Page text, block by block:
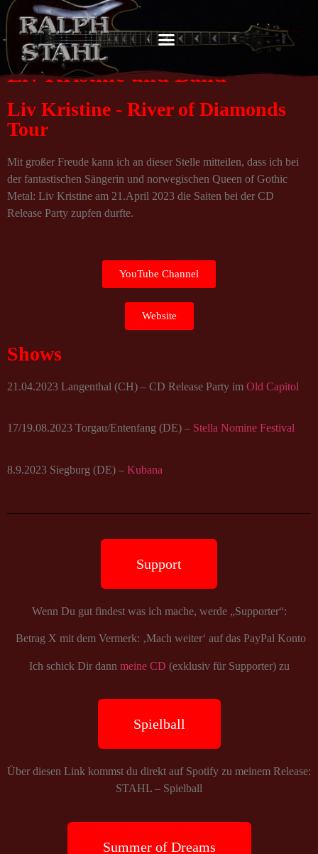
Liv Kristine und Band
Liv Kristine - River of Diamonds
Tour
Mit großer Freude kann ich an dieser Stelle mitteilen, dass ich bei
der fantastischen Sängerin und norwegischen Queen of Gothic
Metal: Liv Kristine am 21.April 2023 die Saiten bei der CD
Release Party zupfen durfte.
YouTube Channel
Website
Shows
21.04.2023 Langenthal (CH) – CD Release Party im Old Capitol
17/19.08.2023 Torgau/Entenfang (DE) – Stella Nomine Festival
8.9.2023 Siegburg (DE) – Kubana
Support
Wenn Du gut findest was ich mache, werde „Supporter“:
Betrag X mit dem Vermerk: ‚Mach weiter‘ auf das PayPal Konto
Ich schick Dir dann meine CD (exklusiv für Supporter) zu
Spielball
Über diesen Link kommst du direkt auf Spotify zu meinem Release:
STAHL – Spielball
Summer of Dreams